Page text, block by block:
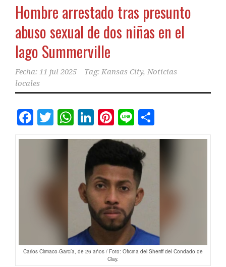
Hombre arrestado tras presunto
abuso sexual de dos niñas en el
lago Summerville
Fecha: 11 jul 2025 Tag: Kansas City, Noticias
locales
Facebook
Twitter
WhatsApp
LinkedIn
Pinterest
Line
Carlos Climaco-García, de 26 años / Foto: Oficina del Sheriff del Condado de
Clay.